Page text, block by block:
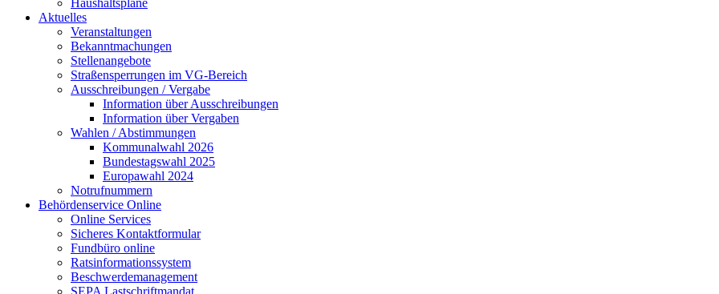
Haushaltspläne
Aktuelles
Veranstaltungen
Bekanntmachungen
Stellenangebote
Straßensperrungen im VG-Bereich
Ausschreibungen / Vergabe
Information über Ausschreibungen
Information über Vergaben
Wahlen / Abstimmungen
Kommunalwahl 2026
Bundestagswahl 2025
Europawahl 2024
Notrufnummern
Behördenservice Online
Online Services
Sicheres Kontaktformular
Fundbüro online
Ratsinformationssystem
Beschwerdemanagement
SEPA Lastschriftmandat